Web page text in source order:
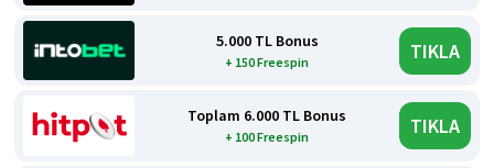
5.000 TL Bonus
+ 150 Freespin TIKLA
Toplam 6.000 TL Bonus
+ 100 Freespin TIKLA